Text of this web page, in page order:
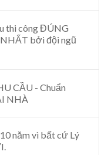
thi công ĐÚNG
bởi đội ngũ
CẦU - Chuẩn
NHÀ
năm vì bất cứ Lý